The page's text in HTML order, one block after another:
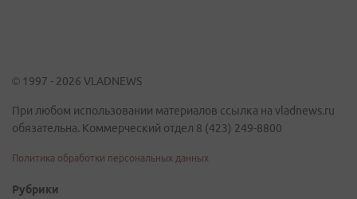
© 1997 - 2026 VLADNEWS
При любом использовании материалов ссылка на vladnews.ru
обязательна. Коммерческий отдел 8 (423) 249-8800
Политика обработки персональных данных
Рубрики